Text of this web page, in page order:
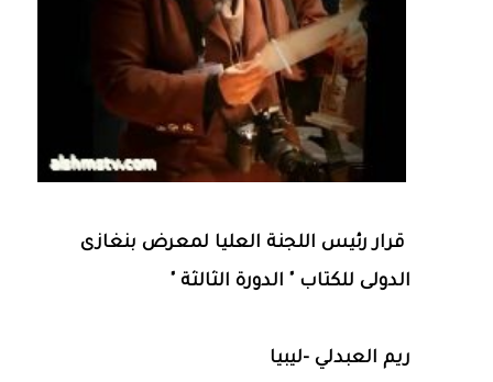
قرار رئيس اللجنة العليا لمعرض بنغازى
الدولى للكتاب " الدورة الثالثة "
ريم العبدلي -ليبيا